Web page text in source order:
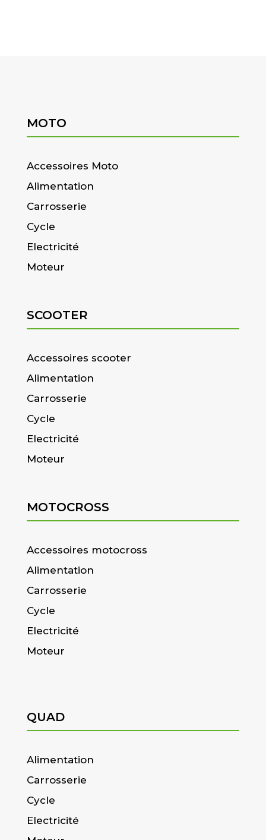
MOTO
Accessoires Moto
Alimentation
Carrosserie
Cycle
Electricité
Moteur
SCOOTER
Accessoires scooter
Alimentation
Carrosserie
Cycle
Electricité
Moteur
MOTOCROSS
Accessoires motocross
Alimentation
Carrosserie
Cycle
Electricité
Moteur
QUAD
Alimentation
Carrosserie
Cycle
Electricité